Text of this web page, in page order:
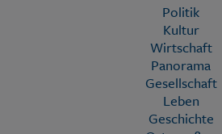
Politik
Kultur
Wirtschaft
Panorama
Gesellschaft
Leben
Geschichte